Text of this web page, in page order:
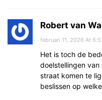
Robert van
februari 11, 2026 At
Het is toch de
doelstellingen van
straat komen te
beslissen op